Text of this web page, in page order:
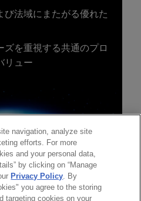
び法域にまたがる優れた
ズを重視する共通のプロ
リュー
navigation, analyze site
efforts. For more
and your personal data,
by clicking on “Manage
Privacy Policy. By
you agree to the storing
targeting cookies on your